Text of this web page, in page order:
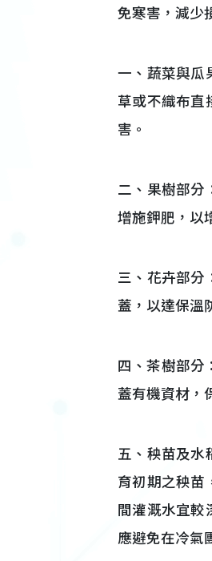
免寒害，減少
一、蔬菜與瓜
草或不織布直
害。
二、果樹部分
增施鉀肥，以
三、花卉部分
蓋，以達保溫
四、茶樹部分
蓋有機資材，
五、秧苗及水
育初期之秧苗
間灌溉水宜較
應避免在冷氣